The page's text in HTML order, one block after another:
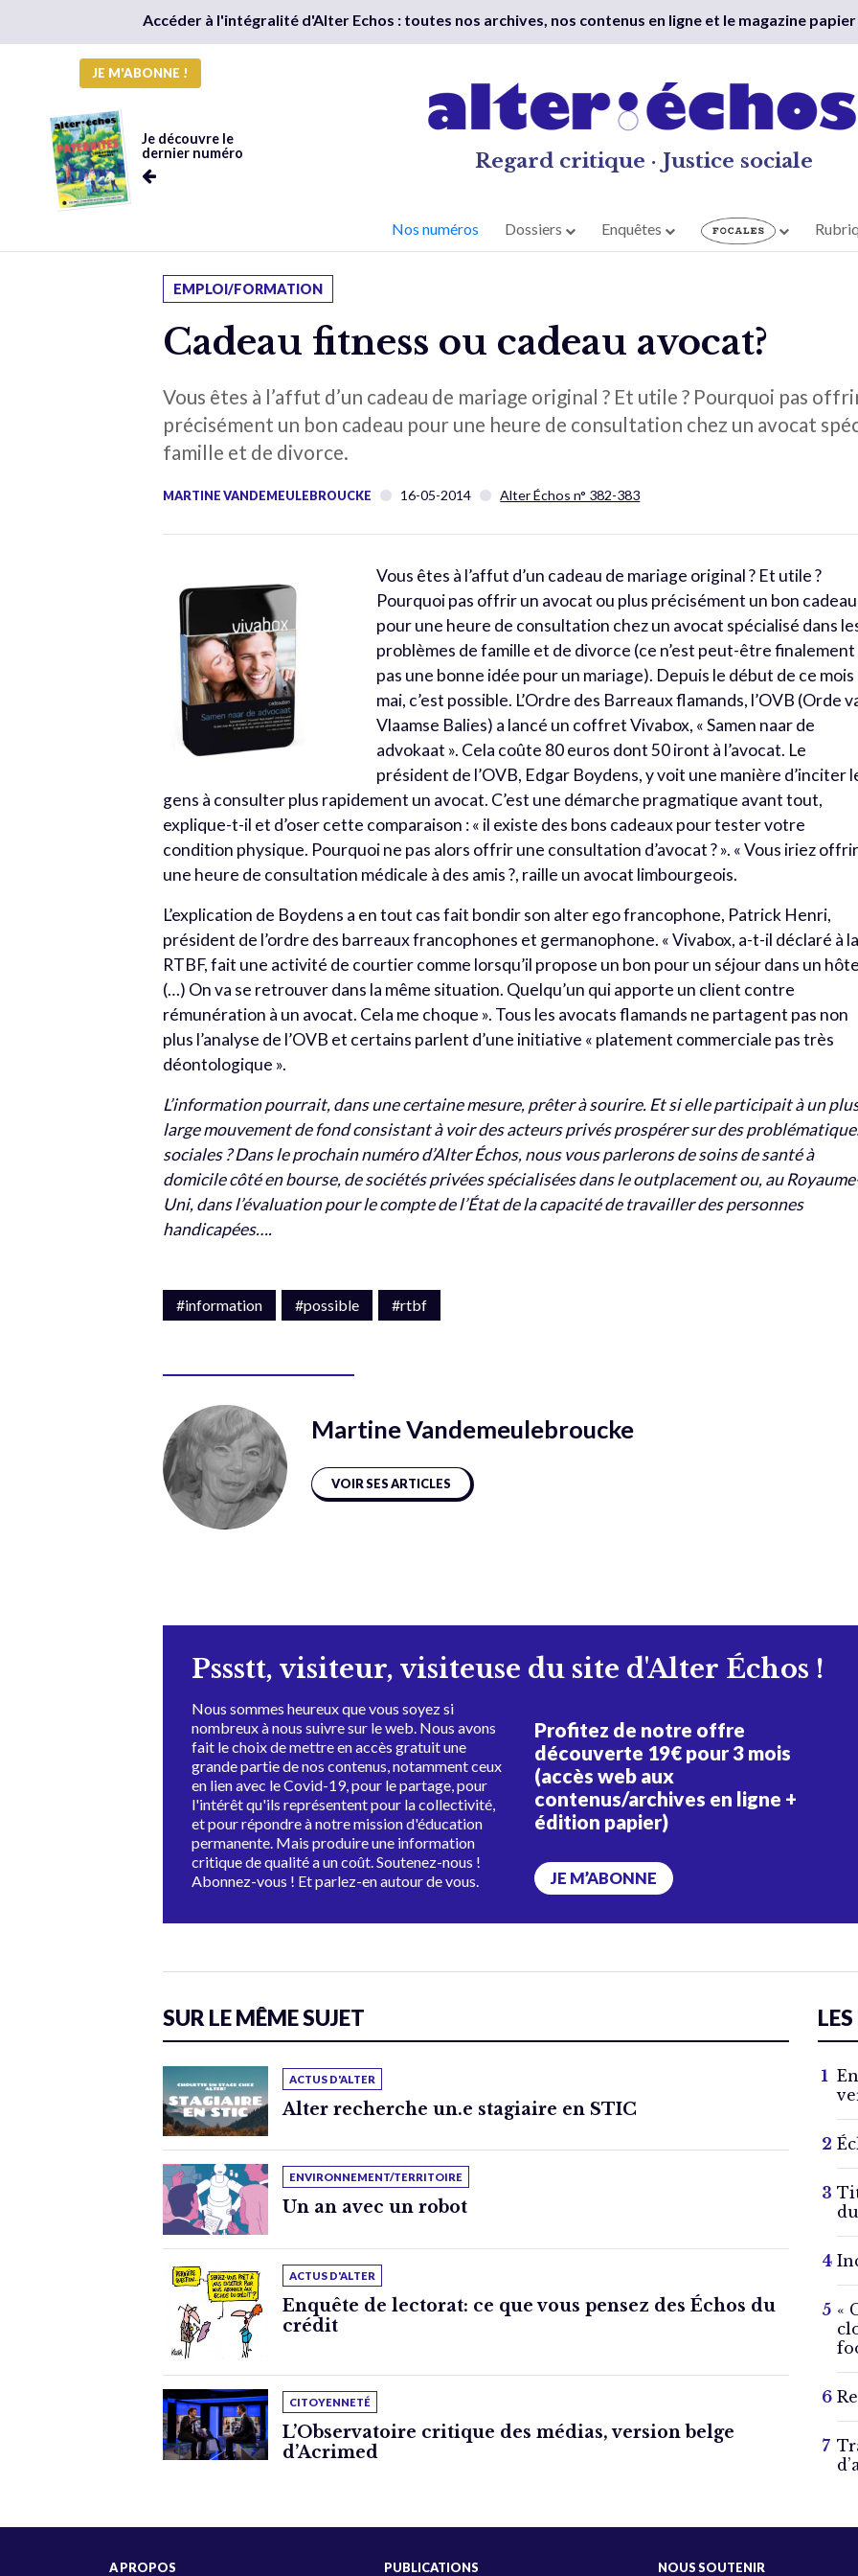
Accéder à l'intégralité d'Alter Echos : toutes nos archives, nos contenus en ligne et le magazine papier
JE M'ABONNE !
Je découvre le
dernier numéro
Regard critique · Justice sociale
Nos numéros Dossiers Enquêtes
EMPLOI/FORMATION
Cadeau fitness ou cadeau avocat?
Vous êtes à l’affut d’un cadeau de mariage original ? Et utile ? Pourquoi pas
précisément un bon cadeau pour une heure de consultation chez un avocat
famille et de divorce.
MARTINE VANDEMEULEBROUCKE 16-05-2014 Alter Échos n° 382-383
Vous êtes à l’affut d’un cadeau de mariage original ? Et utile ?
Pourquoi pas offrir un avocat ou plus précisément un bon cadeau
pour une heure de consultation chez un avocat spécialisé dans
problèmes de famille et de divorce (ce n’est peut-être finalement
pas une bonne idée pour un mariage). Depuis le début de ce mois
mai, c’est possible. L’Ordre des Barreaux flamands, l’OVB (Orde
Vlaamse Balies) a lancé un coffret Vivabox, « Samen naar de
advokaat ». Cela coûte 80 euros dont 50 iront à l’avocat. Le
président de l’OVB, Edgar Boydens, y voit une manière d’inciter
gens à consulter plus rapidement un avocat. C’est une démarche pragmatique avant tout,
explique-t-il et d’oser cette comparaison : « il existe des bons cadeaux pour tester votre
condition physique. Pourquoi ne pas alors offrir une consultation d’avocat ? ». « Vous iriez offrir
une heure de consultation médicale à des amis ?, raille un avocat limbourgeois.
L’explication de Boydens a en tout cas fait bondir son alter ego francophone, Patrick Henri,
président de l’ordre des barreaux francophones et germanophone. « Vivabox, a-t-il déclaré à la
RTBF, fait une activité de courtier comme lorsqu’il propose un bon pour un séjour dans un
(…) On va se retrouver dans la même situation. Quelqu’un qui apporte un client contre
rémunération à un avocat. Cela me choque ». Tous les avocats flamands ne partagent pas non
plus l’analyse de l’OVB et certains parlent d’une initiative « platement commerciale pas très
déontologique ».
L’information pourrait, dans une certaine mesure, prêter à sourire. Et si elle participait à un
large mouvement de fond consistant à voir des acteurs privés prospérer sur des
sociales ? Dans le prochain numéro d’Alter Échos, nous vous parlerons de soins de santé à
domicile côté en bourse, de sociétés privées spécialisées dans le outplacement ou, au
Uni, dans l’évaluation pour le compte de l’État de la capacité de travailler des personnes
handicapées….
#information #possible #rtbf
Martine Vandemeulebroucke
VOIR SES ARTICLES
Pssstt, visiteur, visiteuse du site d'Alter Échos !
Nous sommes heureux que vous soyez si
nombreux à nous suivre sur le web. Nous avons
fait le choix de mettre en accès gratuit une
grande partie de nos contenus, notamment ceux
en lien avec le Covid-19, pour le partage, pour
l'intérêt qu'ils représentent pour la collectivité,
et pour répondre à notre mission d'éducation
permanente. Mais produire une information
critique de qualité a un coût. Soutenez-nous !
Abonnez-vous ! Et parlez-en autour de vous.
Profitez de notre offre
découverte 19€ pour 3 mois
(accès web aux
contenus/archives en ligne +
édition papier)
JE M’ABONNE
SUR LE MÊME SUJET
ACTUS D'ALTER
Alter recherche un.e stagiaire en STIC
ENVIRONNEMENT/TERRITOIRE
Un an avec un robot
ACTUS D'ALTER
Enquête de lectorat: ce que vous pensez des Échos du
crédit
CITOYENNETÉ
L’Observatoire critique des médias, version belge
d’Acrimed
«
A PROPOS PUBLICATIONS NOUS SOUTENIR